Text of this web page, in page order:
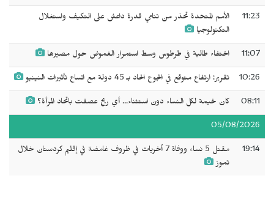
11:23
الأمم المتحدة تحذر من تنامي قدرة داعش على التكيف واستغلال
التكنولوجيا
11:07 اختفاء طالبة في طرطوس وسط استمرار الغموض حول مصيرها
10:26 تقرير: ارتفاع متوقع في الجوع الحاد بـ 45 دولة مع اتساع تأثيرات النينيو
08:11 كان خيمة لكل النساء دون استثناء... أي ريح عصفت باتحاد المرأة؟
05/08/2026
19:14
مقتل 5 نساء ووفاة 7 أخريات في ظروف غامضة في إقليم كردستان خلال
تموز